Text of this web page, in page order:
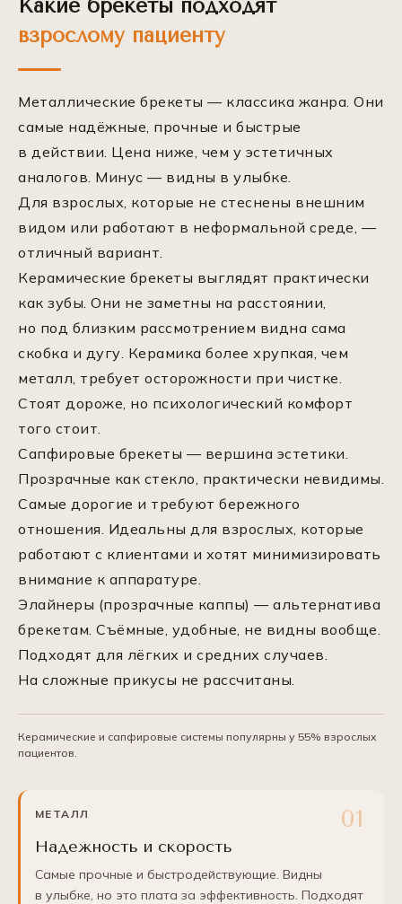
Какие брекеты подходят
взрослому пациенту
Металлические брекеты — классика жанра. Они
самые надёжные, прочные и быстрые
в действии. Цена ниже, чем у эстетичных
аналогов. Минус — видны в улыбке.
Для взрослых, которые не стеснены внешним
видом или работают в неформальной среде, —
отличный вариант.
Керамические брекеты выглядят практически
как зубы. Они не заметны на расстоянии,
но под близким рассмотрением видна сама
скобка и дугу. Керамика более хрупкая, чем
металл, требует осторожности при чистке.
Стоят дороже, но психологический комфорт
того стоит.
Сапфировые брекеты — вершина эстетики.
Прозрачные как стекло, практически невидимы.
Самые дорогие и требуют бережного
отношения. Идеальны для взрослых, которые
работают с клиентами и хотят минимизировать
внимание к аппаратуре.
Элайнеры (прозрачные каппы) — альтернатива
брекетам. Съёмные, удобные, не видны вообще.
Подходят для лёгких и средних случаев.
На сложные прикусы не рассчитаны.
Керамические и сапфировые системы популярны у 55% взрослых
пациентов.
МЕТАЛЛ
Надежность и скорость
Самые прочные и быстродействующие. Видны
в улыбке, но это плата за эффективность. Подходят